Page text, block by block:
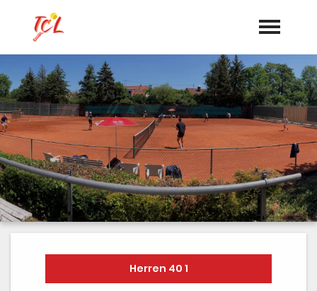
Startseite
Aktuelles
Termine
Vorstand
Dokumente
Sponsoren
Mannschaften
Herren 40 1